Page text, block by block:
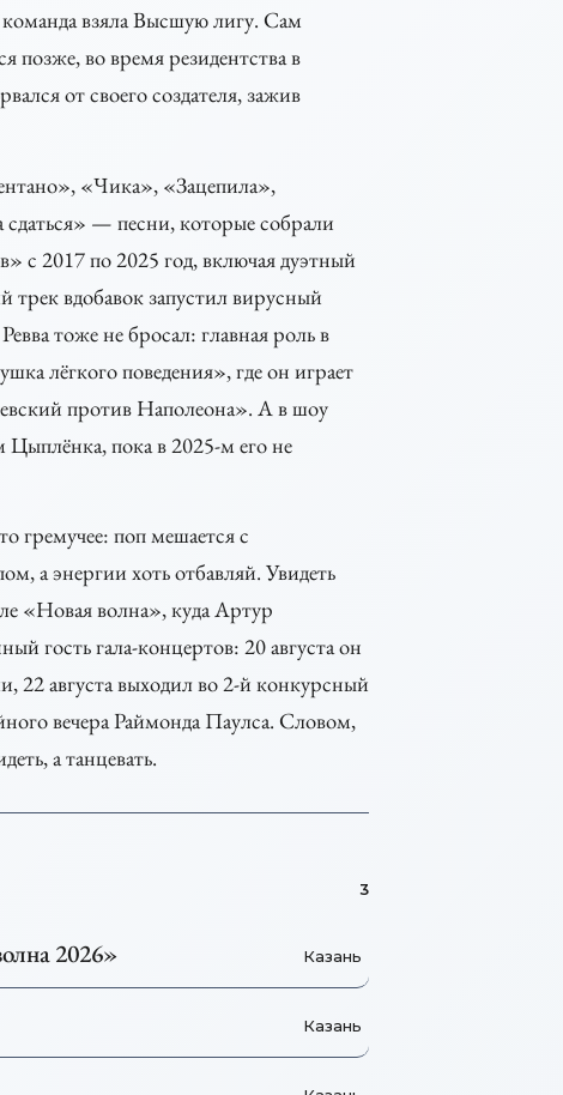
взяла Высшую лигу. Сам
во время резидентства в
от своего создателя, зажив
«Чика», «Зацепила»,
— песни, которые собрали
с 2017 по 2025 год, включая дуэтный
вдобавок запустил вирусный
тоже не бросал: главная роль в
лёгкого поведения», где он играет
против Наполеона». А в шоу
пока в 2025-м его не
гремучее: поп мешается с
а энергии хоть отбавляй. Увидеть
«Новая волна», куда Артур
гость гала-концертов: 20 августа он
22 августа выходил во 2-й конкурсный
вечера Раймонда Паулса. Словом,
а танцевать.
3
2026» Казань
Казань